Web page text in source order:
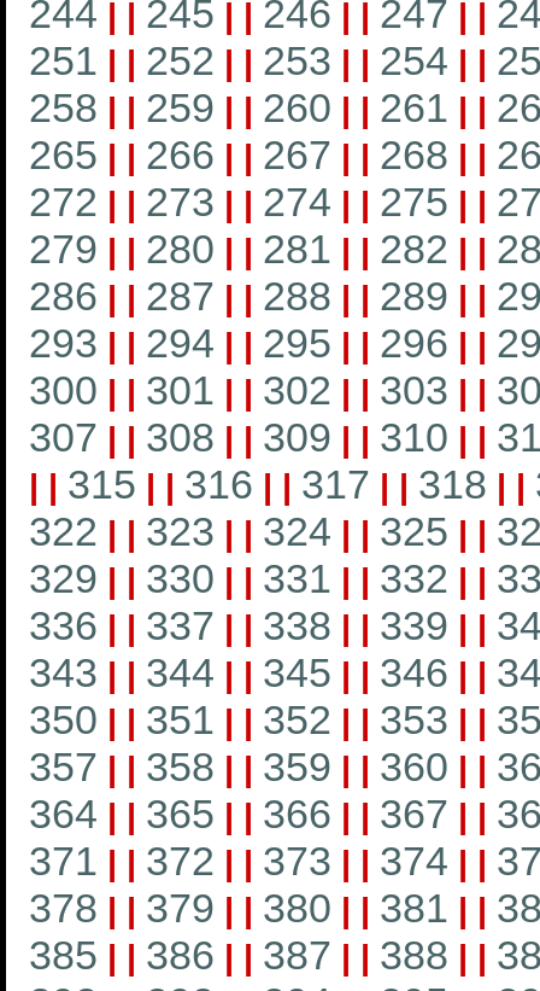
244 | | 245 | | 246 | | 247 | |
251 | | 252 | | 253 | | 254 | |
258 | | 259 | | 260 | | 261 | |
265 | | 266 | | 267 | | 268 | |
272 | | 273 | | 274 | | 275 | |
279 | | 280 | | 281 | | 282 | |
286 | | 287 | | 288 | | 289 | |
293 | | 294 | | 295 | | 296 | |
300 | | 301 | | 302 | | 303 | |
307 | | 308 | | 309 | | 310 | |
| | 315 | | 316 | | 317 | | 318 | |
322 | | 323 | | 324 | | 325 | |
329 | | 330 | | 331 | | 332 | |
336 | | 337 | | 338 | | 339 | |
343 | | 344 | | 345 | | 346 | |
350 | | 351 | | 352 | | 353 | |
357 | | 358 | | 359 | | 360 | |
364 | | 365 | | 366 | | 367 | |
371 | | 372 | | 373 | | 374 | |
378 | | 379 | | 380 | | 381 | |
385 | | 386 | | 387 | | 388 | |